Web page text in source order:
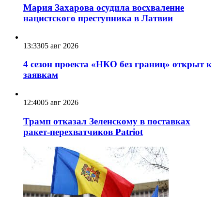
Мария Захарова осудила восхваление
нацистского преступника в Латвии
13:3305 авг 2026
4 сезон проекта «НКО без границ» открыт к
заявкам
12:4005 авг 2026
Трамп отказал Зеленскому в поставках
ракет-перехватчиков Patriot